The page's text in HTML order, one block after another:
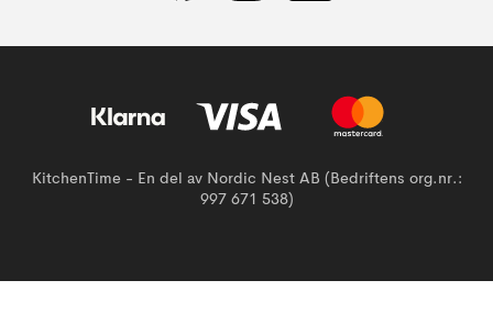
KitchenTime - En del av Nordic Nest AB (Bedriftens org.nr.:
997 671 538)